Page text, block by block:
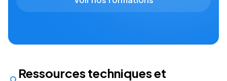
Ressources techniques et